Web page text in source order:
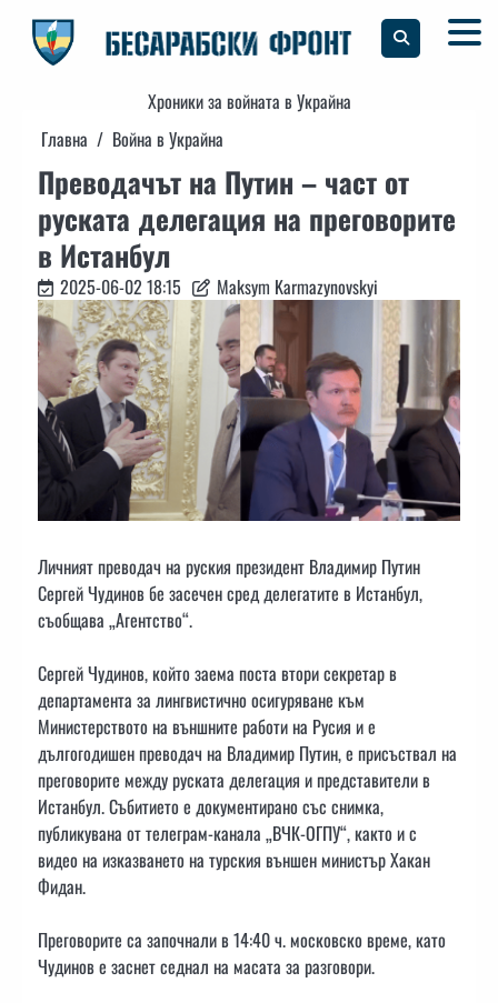
content
Хроники за войната в Украйна
Главна
Война в Украйна
Преводачът на Путин – част от
руската делегация на преговорите
в Истанбул
2025-06-02 18:15 Maksym Karmazynovskyi
Личният преводач на руския президент Владимир Путин
Сергей Чудинов бе засечен сред делегатите в Истанбул,
съобщава „Агентство“.
Сергей Чудинов, който заема поста втори секретар в
департамента за лингвистично осигуряване към
Министерството на външните работи на Русия и е
дългогодишен преводач на Владимир Путин, е присъствал на
преговорите между руската делегация и представители в
Истанбул. Събитието е документирано със снимка,
публикувана от телеграм-канала „ВЧК-ОГПУ“, както и с
видео на изказването на турския външен министър Хакан
Фидан.
Преговорите са започнали в 14:40 ч. московско време, като
Чудинов е заснет седнал на масата за разговори.